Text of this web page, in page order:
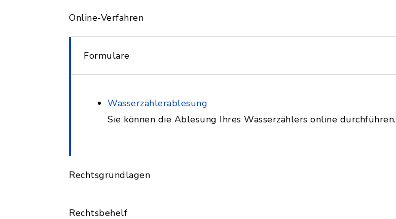
Online-Verfahren
Formulare
Wasserzählerablesung
Sie können die Ablesung Ihres Wasserzählers online durchführen.
Rechtsgrundlagen
Rechtsbehelf